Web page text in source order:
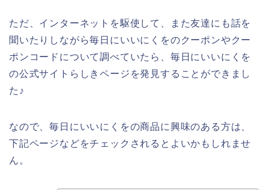
ただ、インターネットを駆使して、また友達にも話を
聞いたりしながら毎日にいいにくをのクーポンやクー
ポンコードについて調べていたら、毎日にいいにくを
の公式サイトらしきページを発見することができまし
た♪
なので、毎日にいいにくをの商品に興味のある方は、
下記ページなどをチェックされるとよいかもしれませ
ん。